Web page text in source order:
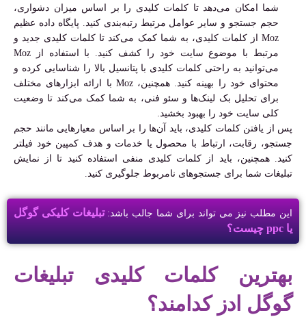
شما امکان می‌دهد تا کلمات کلیدی را بر اساس میزان دشواری،
حجم جستجو و سایر عوامل مرتبط رتبه‌بندی کنید. پایگاه داده عظیم
Moz از کلمات کلیدی، به شما کمک می‌کند تا کلمات کلیدی جدید و
مرتبط با موضوع سایت خود را کشف کنید. با استفاده از Moz
می‌توانید به راحتی کلمات کلیدی با پتانسیل بالا را شناسایی کرده و
محتوای خود را بهینه کنید. همچنین، Moz با ارائه ابزارهای مختلف
برای تحلیل بک لینک‌ها و سئو فنی، به شما کمک می‌کند تا وضعیت
کلی سایت خود را بهبود بخشید.
پس از یافتن کلمات کلیدی، باید آن‌ها را بر اساس معیارهایی مانند حجم
جستجو، رقابت، ارتباط با محصول یا خدمات و هدف کمپین خود فیلتر
کنید. همچنین، باید از کلمات کلیدی منفی استفاده کنید تا از نمایش
تبلیغات شما برای جستجوهای نامربوط جلوگیری کنید.
این مطلب نیز می تواند برای شما جالب باشد: تبلیغات کلیکی گوگل
یا ppc چیست؟
بهترین کلمات کلیدی تبلیغات
گوگل ادز کدامند؟